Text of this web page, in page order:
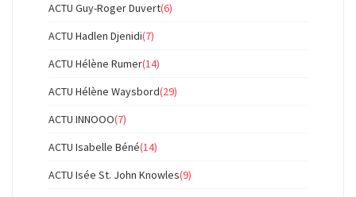
ACTU Guy-Roger Duvert(6)
ACTU Hadlen Djenidi(7)
ACTU Hélène Rumer(14)
ACTU Hélène Waysbord(29)
ACTU INNOOO(7)
ACTU Isabelle Béné(14)
ACTU Isée St. John Knowles(9)